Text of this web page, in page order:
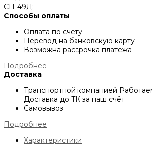
СП-49Д;
Способы оплаты
Оплата по счёту
Перевод на банковскую карту
Возможна рассрочка платежа
Подробнее
Доставка
Транспортной компанией
Доставка до ТК за наш счёт
Самовывоз
Подробнее
Характеристики